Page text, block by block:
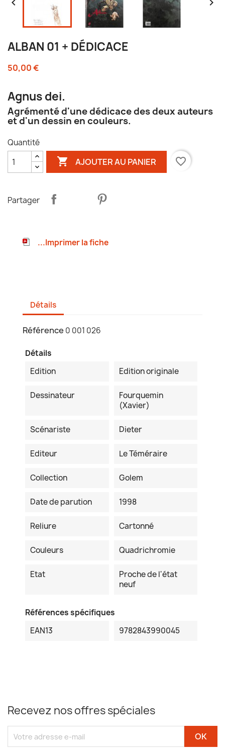
 
ALBAN 01 + DÉDICACE
50,00 €
Agnus dei.
Agrémenté d'une dédicace des deux auteurs
et d'un dessin en couleurs.
Quantité
 AJOUTER AU PANIER favorite_border
Partager
...Imprimer la fiche
Détails
Référence 0 001 026
Détails
Edition
Edition originale
Dessinateur
Fourquemin
(Xavier)
Scénariste Dieter
Editeur Le Téméraire
Collection Golem
Date de parution 1998
Reliure Cartonné
Couleurs Quadrichromie
Etat
Proche de l'état
neuf
Références spécifiques
EAN13
9782843990045
Recevez nos offres spéciales